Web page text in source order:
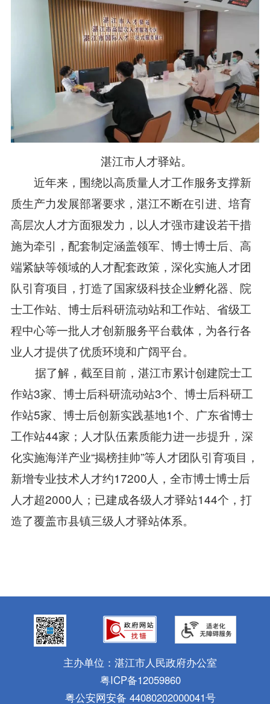
湛江市人才驿站。
近年来，围绕以高质量人才工作服务支撑新
质生产力发展部署要求，湛江不断在引进、培育
高层次人才方面狠发力，以人才强市建设若干措
施为牵引，配套制定涵盖领军、博士博士后、高
端紧缺等领域的人才配套政策，深化实施人才团
队引育项目，打造了国家级科技企业孵化器、院
士工作站、博士后科研流动站和工作站、省级工
程中心等一批人才创新服务平台载体，为各行各
业人才提供了优质环境和广阔平台。
据了解，截至目前，湛江市累计创建院士工
作站3家、博士后科研流动站3个、博士后科研工
作站5家、博士后创新实践基地1个、广东省博士
工作站44家；人才队伍素质能力进一步提升，深
化实施海洋产业“揭榜挂帅”等人才团队引育项目，
新增专业技术人才约17200人，全市博士博士后
人才超2000人；已建成各级人才驿站144个，打
造了覆盖市县镇三级人才驿站体系。
主办单位：湛江市人民政府办公室
粤ICP备12059860
粤公安网安备 44080202000041号